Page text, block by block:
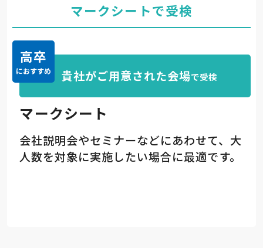
マークシートで受検
貴社がご用意された会場で受検
高卒
マークシート
会社説明会やセミナーなどにあわせて、大
人数を対象に実施したい場合に最適です。